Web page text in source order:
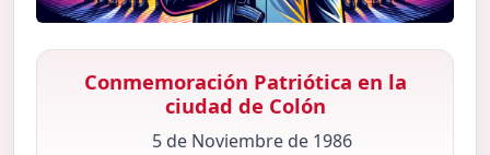
Conmemoración Patriótica en la
ciudad de Colón
5 de Noviembre de 1986